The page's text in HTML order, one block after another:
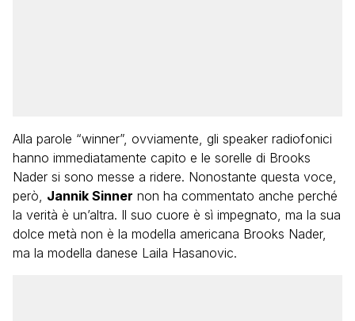
Alla parole “winner”, ovviamente, gli speaker radiofonici
hanno immediatamente capito e le sorelle di Brooks
Nader si sono messe a ridere. Nonostante questa voce,
però, Jannik Sinner non ha commentato anche perché
la verità è un’altra. Il suo cuore è sì impegnato, ma la sua
dolce metà non è la modella americana Brooks Nader,
ma la modella danese Laila Hasanovic.